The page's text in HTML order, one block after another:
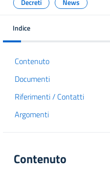
Decreti News
Indice
Contenuto
Documenti
Riferimenti / Contatti
Argomenti
Contenuto